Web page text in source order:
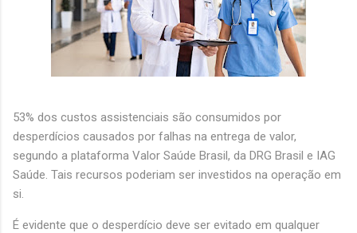
53% dos custos assistenciais são consumidos por
desperdícios causados por falhas na entrega de valor,
segundo a plataforma Valor Saúde Brasil, da DRG Brasil e IAG
Saúde. Tais recursos poderiam ser investidos na operação em
si.
É evidente que o desperdício deve ser evitado em qualquer